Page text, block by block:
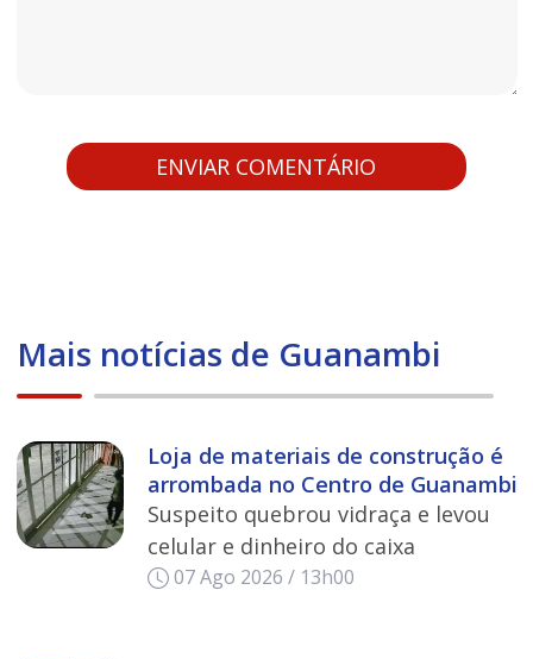
Mais notícias de Guanambi
Loja de materiais de construção é
arrombada no Centro de Guanambi
Suspeito quebrou vidraça e levou
celular e dinheiro do caixa
07 Ago 2026 / 13h00